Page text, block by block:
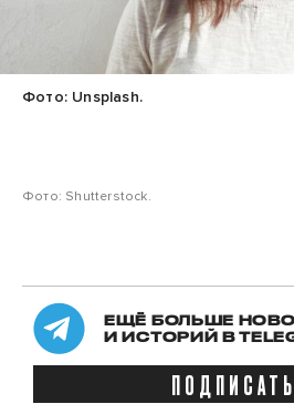
Фото: Unsplash.
Фото: Shutterstock.
ЕЩЁ БОЛЬШЕ
И ИСТОРИЙ В